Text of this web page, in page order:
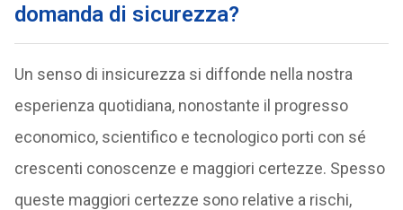
domanda di sicurezza?
Un senso di insicurezza si diffonde nella nostra
esperienza quotidiana, nonostante il progresso
economico, scientifico e tecnologico porti con sé
crescenti conoscenze e maggiori certezze. Spesso
queste maggiori certezze sono relative a rischi,